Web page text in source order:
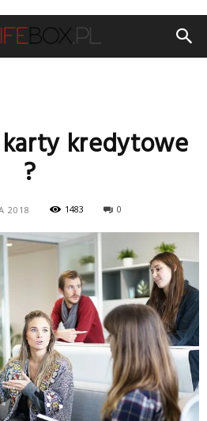
karty kredytowe
?
2018 1483 0